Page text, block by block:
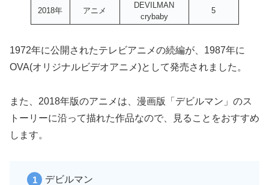
2018年 アニメ
DEVILMAN
crybaby
5
1972年に公開されたテレビアニメの続編が、1987年に
OVA(オリジナルビデオアニメ)として発売されました。
また、2018年版のアニメは、漫画版「デビルマン」のス
トーリーに沿って描れた作品なので、見ることをおすすめ
します。
デビルマン